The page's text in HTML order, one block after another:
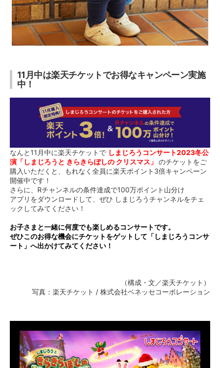
11月中は楽天チケットでお得なキャンペーン実施
中！
なんと11月中に楽天チケットで しまじろうコンサート2023冬公
演「しまじろうと きらきらぼしの クリスマス」 のチケットをご
購入いただくと、もれなく全員に楽天ポイント3倍キャンペーン
開催中です！
さらに、Rチャンネルの条件達成で100万ポイント山分け
アプリをダウンロードして、ぜひ しまじろうチャンネルをチェ
ックしてみてください！
お子さまと一緒に何度でも楽しめるコンサートです。
ぜひこのお得な機会にチケットをゲットして「しまじろうコンサ
ート」へ出かけてみてください！
（構成・文／楽天チケット）
写真：楽天チケット / 株式会社ベネッセコーポレーション